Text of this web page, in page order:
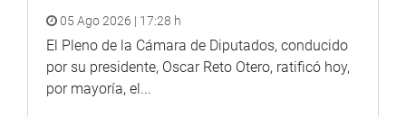
05 Ago 2026 | 17:28 h
El Pleno de la Cámara de Diputados, conducido
por su presidente, Oscar Reto Otero, ratificó hoy,
por mayoría, el...